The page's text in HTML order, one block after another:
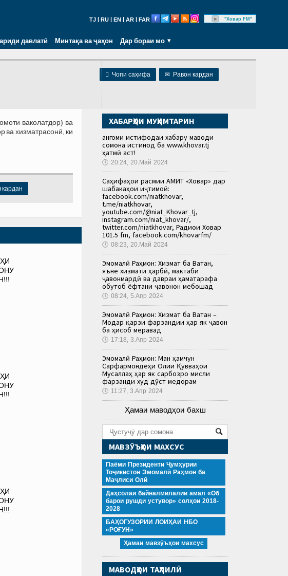
TJ RU EN AR FAR "Ховар FM"
давлатӣ Минтақа ва ҷаҳон Дар бораи мо
 Чопи саҳифа ✉ Равон кардан
ваколатдор) ва
ва хизматрасонӣ, ки
кардан
ХАБАРҲОИ МУҲИМТАРИН
Ҳангоми истифодаи хабару маводи
сомона истинод ба www.khovar.tj
ҳатмӣ аст!
🕔 20:24, 20.Май 2024
Саҳифаҳои расмии АМИТ «Ховар» дар
шабакаҳои иҷтимоӣ:
facebook.com/niatkhovar,
t.me/niatkhovar,
youtube.com/@niat_Khovar_tj,
instagram.com/niat_khovar/,
twitter.com/niatkhovar, Радиои Ховар
101.5 fm, facebook.com/khovarfm/
🕔 08:23, 20.Май 2024
Эмомалӣ Раҳмон: Хизмат ба Ватан,
яъне хизмати ҳарбӣ, мактаби
ҷавонмардӣ ва давраи ҳаматарафа
обутоб ёфтани ҷавонон мебошад
🕔 08:24, 5.Апр 2024
Эмомалӣ Раҳмон: Хизмат ба Ватан –
Модар қарзи фарзандии ҳар як ҷавон
ба ҳисоб меравад
🕔 17:18, 3.Апр 2024
Эмомалӣ Раҳмон: Ман ҳамчун
Сарфармондеҳи Олии Қувваҳои
Мусаллаҳ ҳар як сарбозро мисли
фарзанди худ дӯст медорам
🕔 11:27, 3.Апр 2024
Ҳамаи маводҳои бахш
МАВЗӮЪҲОИ МАХСУС
Паёми Президенти Ҷумҳурии
Тоҷикистон Эмомалӣ Раҳмон ба
Маҷлиси Олӣ
Даҳсолаи байналмилалии амал «Об
барои рушди устувор» солҳои 2018-
2028
БАҲОГУЗОРИИ ЛОИҲАИ НБО
«РОҒУН»
Ҳамаи мавзӯъҳои махсус
МАВОДҲОИ ТАҲЛИЛӢ